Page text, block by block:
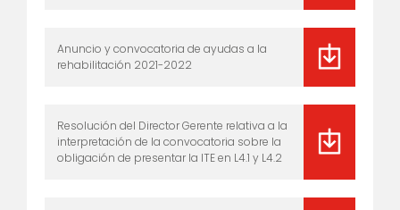
Anuncio y convocatoria de ayudas a la
rehabilitación 2021-2022
Resolución del Director Gerente relativa a la
interpretación de la convocatoria sobre la
obligación de presentar la ITE en L4.1 y L4.2